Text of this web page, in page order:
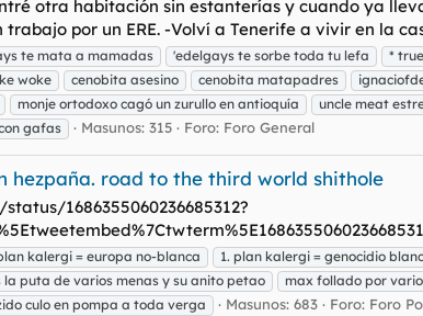
otra habitación sin estanterías y cuando ya
trabajo por un ERE. -Volví a Tenerife a vivir en la
te mata a mamadas 'edelgays te sorbe toda tu lefa *
woke
cenobita asesino cenobita matapadres
monje ortodoxo cagó un zurullo en antioquía uncle meat
gafas
Masunos: 315 Foro: Foro General
hezpaña. road to the third world shithole
1686355060236685312?
kalergi = europa no-blanca 1. plan kalergi = genocidio
la puta de varios menas y su anito petao max follado por
culo en pompa a toda verga Masunos: 683 Foro: Foro